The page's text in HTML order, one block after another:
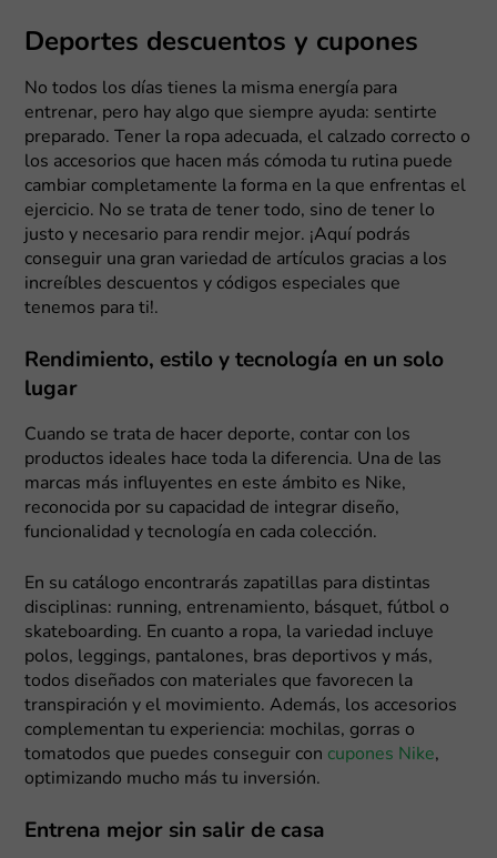
Deportes descuentos y cupones
No todos los días tienes la misma energía para
entrenar, pero hay algo que siempre ayuda: sentirte
preparado. Tener la ropa adecuada, el calzado correcto o
los accesorios que hacen más cómoda tu rutina puede
cambiar completamente la forma en la que enfrentas el
ejercicio. No se trata de tener todo, sino de tener lo
justo y necesario para rendir mejor. ¡Aquí podrás
conseguir una gran variedad de artículos gracias a los
increíbles descuentos y códigos especiales que
tenemos para ti!.
Rendimiento, estilo y tecnología en un solo
lugar
Cuando se trata de hacer deporte, contar con los
productos ideales hace toda la diferencia. Una de las
marcas más influyentes en este ámbito es Nike,
reconocida por su capacidad de integrar diseño,
funcionalidad y tecnología en cada colección.
En su catálogo encontrarás zapatillas para distintas
disciplinas: running, entrenamiento, básquet, fútbol o
skateboarding. En cuanto a ropa, la variedad incluye
polos, leggings, pantalones, bras deportivos y más,
todos diseñados con materiales que favorecen la
transpiración y el movimiento. Además, los accesorios
complementan tu experiencia: mochilas, gorras o
tomatodos que puedes conseguir con cupones Nike,
optimizando mucho más tu inversión.
Entrena mejor sin salir de casa